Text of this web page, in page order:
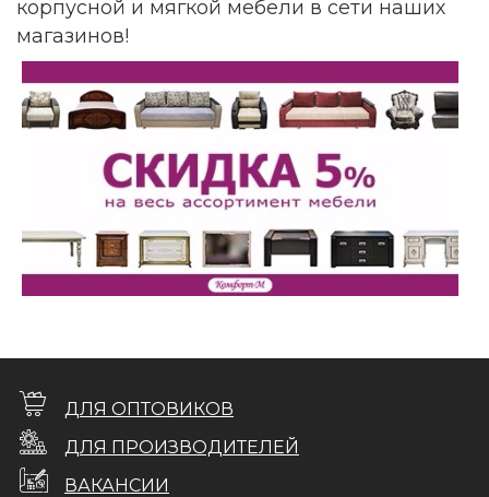
корпусной и мягкой мебели в сети наших
магазинов!
ДЛЯ ОПТОВИКОВ
ДЛЯ ПРОИЗВОДИТЕЛЕЙ
ВАКАНСИИ